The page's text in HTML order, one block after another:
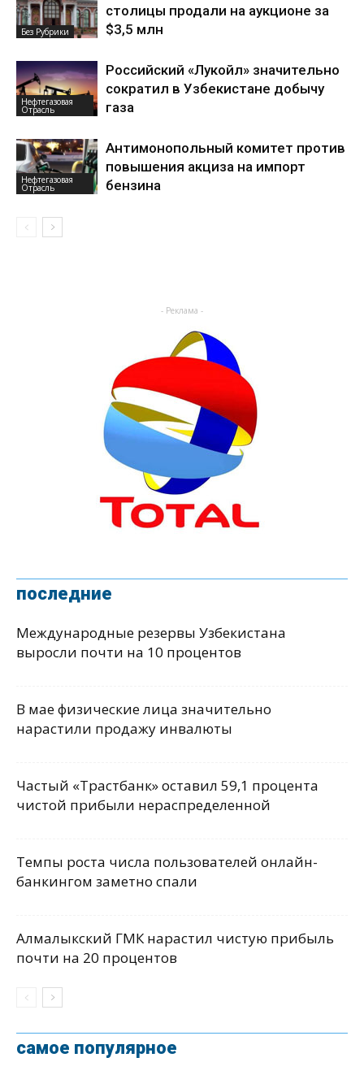
Без Рубрики
столицы продали на аукционе за
$3,5 млн
Нефтегазовая
Отрасль
Российский «Лукойл» значительно
сократил в Узбекистане добычу
газа
Нефтегазовая
Отрасль
Антимонопольный комитет против
повышения акциза на импорт
бензина
- Реклама -
последние
Международные резервы Узбекистана
выросли почти на 10 процентов
В мае физические лица значительно
нарастили продажу инвалюты
Частый «Трастбанк» оставил 59,1 процента
чистой прибыли нераспределенной
Темпы роста числа пользователей онлайн-
банкингом заметно спали
Алмалыкский ГМК нарастил чистую прибыль
почти на 20 процентов
самое популярное